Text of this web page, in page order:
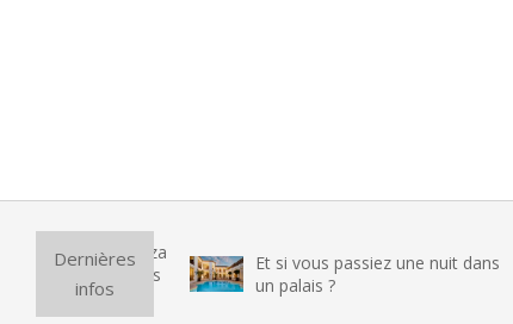
Dernières
infos
Et si vous passiez une nuit dans
un palais ?